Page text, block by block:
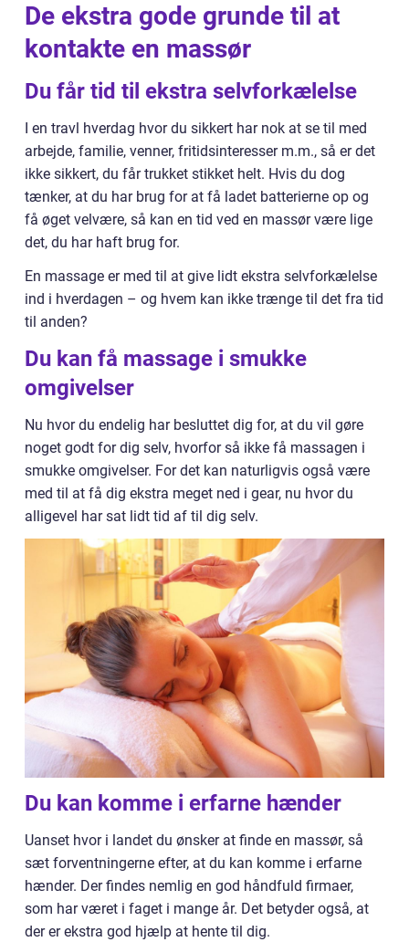
De ekstra gode grunde til at
kontakte en massør
Du får tid til ekstra selvforkælelse
I en travl hverdag hvor du sikkert har nok at se til med
arbejde, familie, venner, fritidsinteresser m.m., så er det
ikke sikkert, du får trukket stikket helt. Hvis du dog
tænker, at du har brug for at få ladet batterierne op og
få øget velvære, så kan en tid ved en massør være lige
det, du har haft brug for.
En massage er med til at give lidt ekstra selvforkælelse
ind i hverdagen – og hvem kan ikke trænge til det fra tid
til anden?
Du kan få massage i smukke
omgivelser
Nu hvor du endelig har besluttet dig for, at du vil gøre
noget godt for dig selv, hvorfor så ikke få massagen i
smukke omgivelser. For det kan naturligvis også være
med til at få dig ekstra meget ned i gear, nu hvor du
alligevel har sat lidt tid af til dig selv.
Du kan komme i erfarne hænder
Uanset hvor i landet du ønsker at finde en massør, så
sæt forventningerne efter, at du kan komme i erfarne
hænder. Der findes nemlig en god håndfuld firmaer,
som har været i faget i mange år. Det betyder også, at
der er ekstra god hjælp at hente til dig.